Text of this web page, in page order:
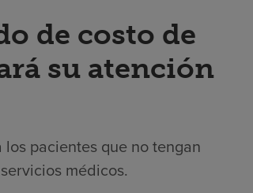
de costo de
su atención
pacientes que no tengan
médicos.